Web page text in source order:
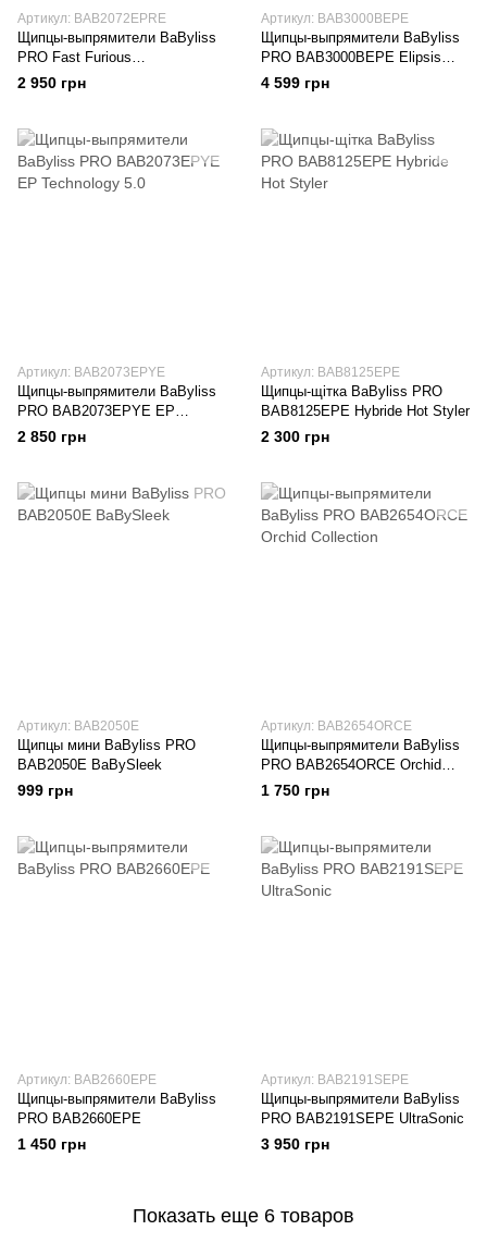
Артикул: BAB2072EPRE
Щипцы-выпрямители BaByliss
PRO Fast Furious
BAB2072EPRE
2 950 грн
Артикул: BAB3000BEPE
Щипцы-выпрямители BaByliss
PRO BAB3000BEPE Elipsis
3000
4 599 грн
Артикул: BAB2073EPYE
Щипцы-выпрямители BaByliss
PRO BAB2073EPYE EP
Technology 5.0
2 850 грн
Артикул: BAB8125EPE
Щипцы-щітка BaByliss PRO
BAB8125EPE Hybride Hot Styler
2 300 грн
Артикул: BAB2050E
Щипцы мини BaByliss PRO
BAB2050E BaBySleek
999 грн
Артикул: BAB2654ORCE
Щипцы-выпрямители BaByliss
PRO BAB2654ORCE Orchid
Collection
1 750 грн
Артикул: BAB2660EPE
Щипцы-выпрямители BaByliss
PRO BAB2660EPE
1 450 грн
Артикул: BAB2191SEPE
Щипцы-выпрямители BaByliss
PRO BAB2191SEPE UltraSonic
3 950 грн
Показать еще 6 товаров